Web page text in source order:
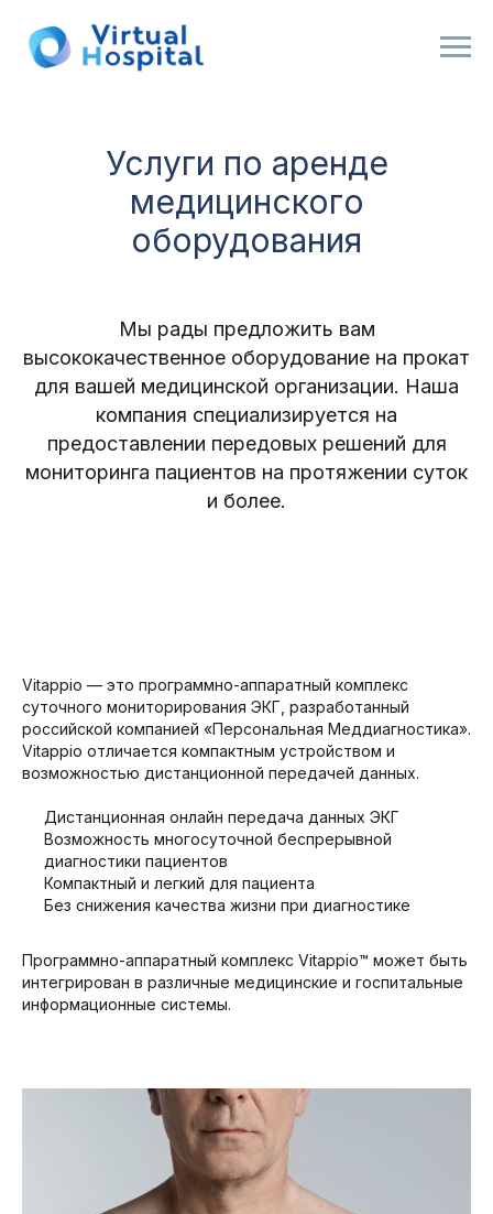
Услуги по аренде
медицинского
оборудования
Мы рады предложить вам
высококачественное оборудование на прокат
для вашей медицинской организации. Наша
компания специализируется на
предоставлении передовых решений для
мониторинга пациентов на протяжении суток
и более.
Vitappio — это программно-аппаратный комплекс
суточного мониторирования ЭКГ, разработанный
российской компанией «Персональная Меддиагностика».
Vitappio отличается компактным устройством и
возможностью дистанционной передачей данных.
Дистанционная онлайн передача данных ЭКГ
Возможность многосуточной беспрерывной
диагностики пациентов
Компактный и легкий для пациента
Без снижения качества жизни при диагностике
Программно-аппаратный комплекс Vitappio™ может быть
интегрирован в различные медицинские и госпитальные
информационные системы.